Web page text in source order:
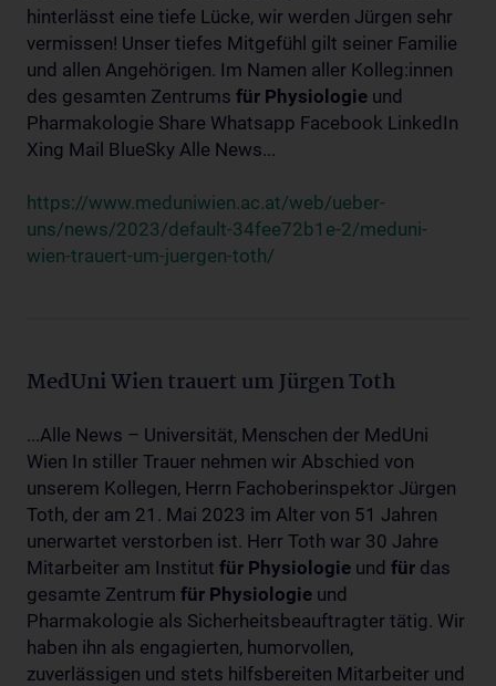
hinterlässt eine tiefe Lücke, wir werden Jürgen sehr
vermissen! Unser tiefes Mitgefühl gilt seiner Familie
und allen Angehörigen. Im Namen aller Kolleg:innen
des gesamten Zentrums für Physiologie und
Pharmakologie Share Whatsapp Facebook LinkedIn
Xing Mail BlueSky Alle News...
https://www.meduniwien.ac.at/web/ueber-
uns/news/2023/default-34fee72b1e-2/meduni-
wien-trauert-um-juergen-toth/
MedUni Wien trauert um Jürgen Toth
...Alle News – Universität, Menschen der MedUni
Wien In stiller Trauer nehmen wir Abschied von
unserem Kollegen, Herrn Fachoberinspektor Jürgen
Toth, der am 21. Mai 2023 im Alter von 51 Jahren
unerwartet verstorben ist. Herr Toth war 30 Jahre
Mitarbeiter am Institut für Physiologie und für das
gesamte Zentrum für Physiologie und
Pharmakologie als Sicherheitsbeauftragter tätig. Wir
haben ihn als engagierten, humorvollen,
zuverlässigen und stets hilfsbereiten Mitarbeiter und